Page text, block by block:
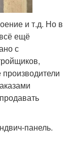
и т.д. Но в
ещё
с
панель.